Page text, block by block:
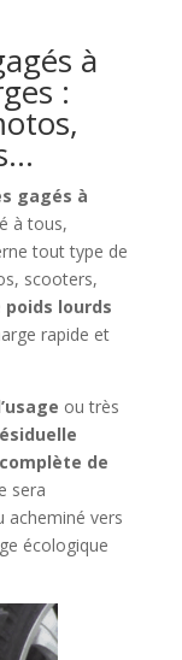
à
:
gagés à
à tous,
tout type de
scooters,
poids lourds
rapide et
ou très
de
sera
acheminé vers
écologique